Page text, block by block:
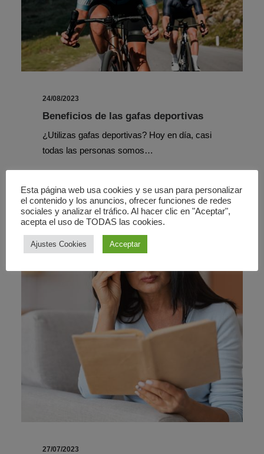
24/08/2023
Beneficios de las gafas deportivas
¿Utilizas gafas deportivas? Hoy en día, casi
todas las personas somos…
27/07/2023
Esta página web usa cookies y se usan para personalizar
el contenido y los anuncios, ofrecer funciones de redes
sociales y analizar el tráfico. Al hacer clic en "Aceptar",
acepta el uso de TODAS las cookies.
Ajustes Cookies Acceptar